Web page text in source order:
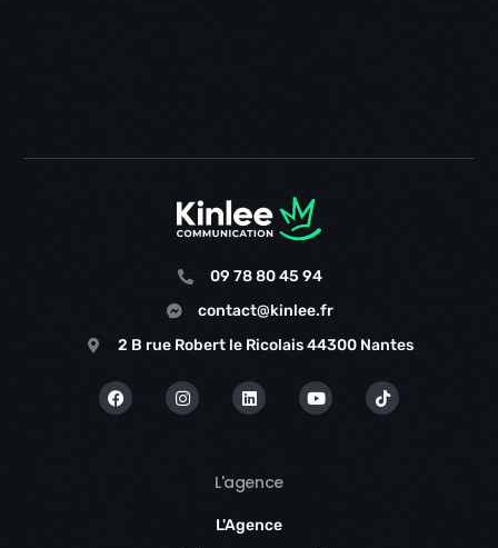
09 78 80 45 94
contact@kinlee.fr
2 B rue Robert le Ricolais 44300 Nantes
L'agence
L'Agence